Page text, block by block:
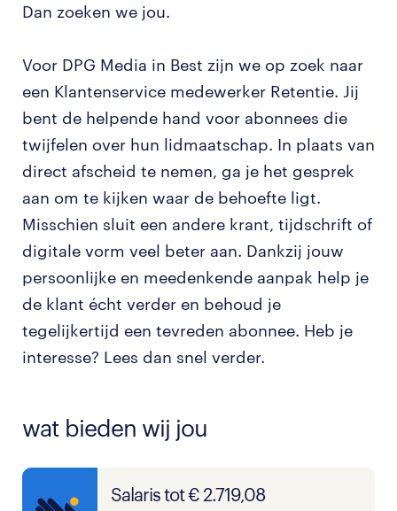
Dan zoeken we jou.
Voor DPG Media in Best zijn we op zoek naar
een Klantenservice medewerker Retentie. Jij
bent de helpende hand voor abonnees die
twijfelen over hun lidmaatschap. In plaats van
direct afscheid te nemen, ga je het gesprek
aan om te kijken waar de behoefte ligt.
Misschien sluit een andere krant, tijdschrift of
digitale vorm veel beter aan. Dankzij jouw
persoonlijke en meedenkende aanpak help je
de klant écht verder en behoud je
tegelijkertijd een tevreden abonnee. Heb je
interesse? Lees dan snel verder.
wat bieden wij jou
Salaris tot € 2.719,08